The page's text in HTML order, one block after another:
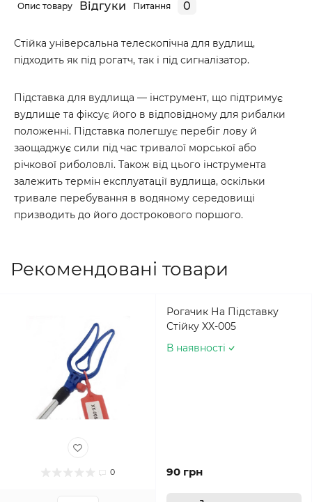
Опис товару Відгуки Питання 0
Стійка універсальна телескопічна для вудлищ,
підходить як під рогатч, так і під сигналізатор.
Підставка для вудлища — інструмент, що підтримує
вудлище та фіксує його в відповідному для рибалки
положенні. Підставка полегшує перебіг лову й
заощаджує сили під час тривалої морської або
річкової риболовлі. Також від цього інструмента
залежить термін експлуатації вудлища, оскільки
тривале перебування в водяному середовищі
призводить до його дострокового поршого.
Рекомендовані товари
0
Рогачик На Підставку
Стійку XX-005
В наявності
90 грн